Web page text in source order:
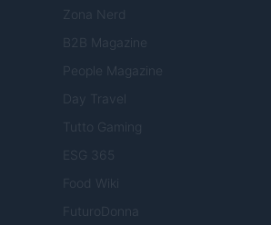
Zona Nerd
B2B Magazine
People Magazine
Day Travel
Tutto Gaming
ESG 365
Food Wiki
FuturoDonna